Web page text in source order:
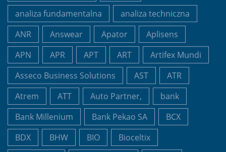
analiza fundamentalna
analiza techniczna
ANR
Answear Apator
Aplisens
APN
APR APT ART
Artifex Mundi
Asseco Business Solutions
AST
ATR
Atrem
ATT Auto Partner,
bank
Bank Millenium
Bank Pekao SA
BCX
BDX
BHW BIO
Bioceltix